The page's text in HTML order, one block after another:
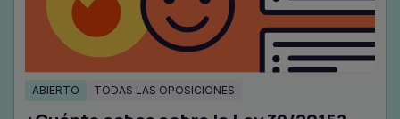
ABIERTO TODAS LAS OPOSICIONES